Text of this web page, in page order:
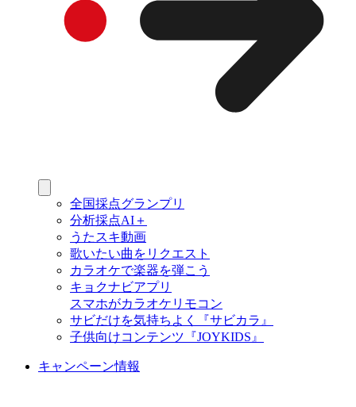
全国採点グランプリ
分析採点AI＋
うたスキ動画
歌いたい曲をリクエスト
カラオケで楽器を弾こう
キョクナビアプリ
スマホがカラオケリモコン
サビだけを気持ちよく『サビカラ』
子供向けコンテンツ『JOYKIDS』
キャンペーン情報